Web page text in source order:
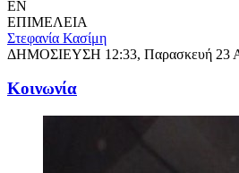
EN
ΕΠΙΜΕΛΕΙΑ
Στεφανία Κασίμη
ΔΗΜΟΣΙΕΥΣΗ 12:33, Παρασκευή 23
Κοινωνία